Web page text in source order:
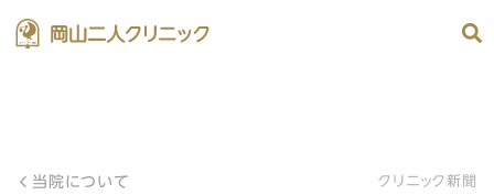
当院について クリニック新聞